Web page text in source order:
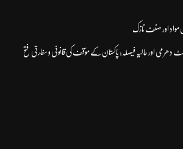
مواد اور صنف نازک
اور حالیہ فیصلہ: پاکستان کے مؤقف کی قانونی و سفارتی فتح